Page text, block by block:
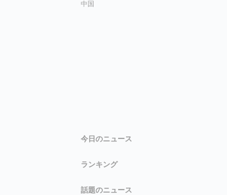
中国
今日のニュース
ランキング
話題のニュース